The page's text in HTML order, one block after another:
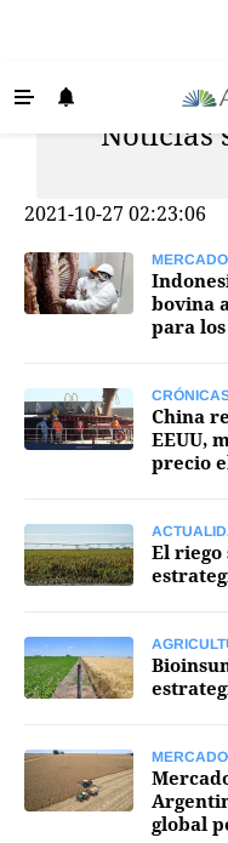
Ganadería
Lechería
Tecnología
Agenda
Regionales
Agronegocios
Mercados
Noticias
2021-10-27 02:23:06
bovina
para
China
EEUU,
precio
El riego
global